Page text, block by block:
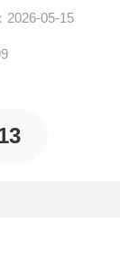
2026-05-15